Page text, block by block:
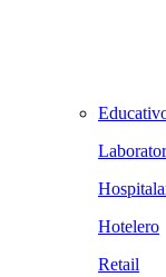
Hotelero
Retail